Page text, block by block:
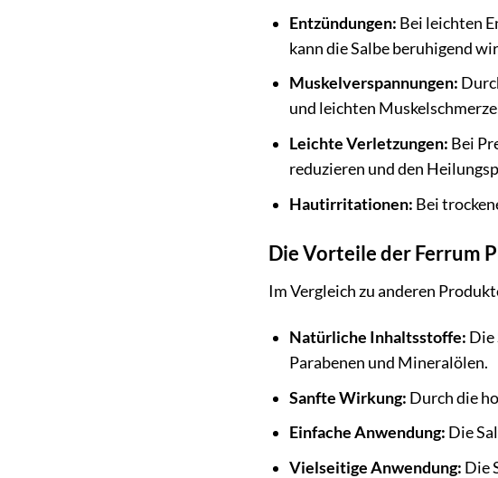
Entzündungen: Bei leichten
kann die Salbe beruhigend
Muskelverspannungen:
und leichten
Leichte Verletzungen: Bei
reduzieren und den
Hautirritationen: Bei
Die Vorteile der Ferrum
Im Vergleich zu anderen
Natürliche Inhaltsstoffe: Die
Parabenen und Mineralölen.
Sanfte Wirkung: Durch die
Einfache Anwendung: Die
Vielseitige Anwendung: Die